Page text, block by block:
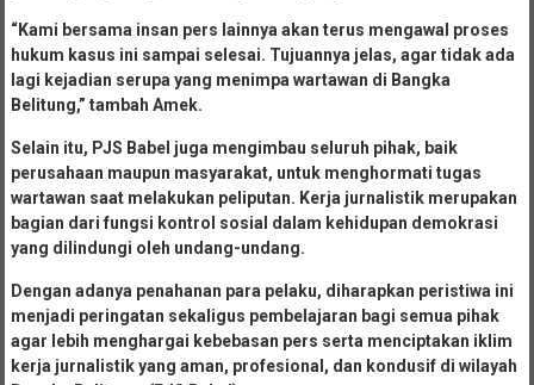
“Kami bersama insan pers lainnya akan terus mengawal proses
hukum kasus ini sampai selesai. Tujuannya jelas, agar tidak ada
lagi kejadian serupa yang menimpa wartawan di Bangka
Belitung,” tambah Amek.
Selain itu, PJS Babel juga mengimbau seluruh pihak, baik
perusahaan maupun masyarakat, untuk menghormati tugas
wartawan saat melakukan peliputan. Kerja jurnalistik merupakan
bagian dari fungsi kontrol sosial dalam kehidupan demokrasi
yang dilindungi oleh undang-undang.
Dengan adanya penahanan para pelaku, diharapkan peristiwa ini
menjadi peringatan sekaligus pembelajaran bagi semua pihak
agar lebih menghargai kebebasan pers serta menciptakan iklim
kerja jurnalistik yang aman, profesional, dan kondusif di wilayah